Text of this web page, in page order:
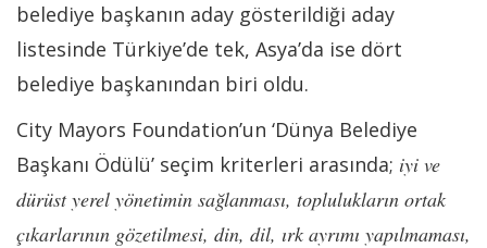
belediye başkanın aday gösterildiği aday
listesinde Türkiye’de tek, Asya’da ise dört
belediye başkanından biri oldu.
City Mayors Foundation’un ‘Dünya Belediye
Başkanı Ödülü’ seçim kriterleri arasında; iyi ve
dürüst yerel yönetimin sağlanması, toplulukların ortak
çıkarlarının gözetilmesi, din, dil, ırk ayrımı yapılmaması,